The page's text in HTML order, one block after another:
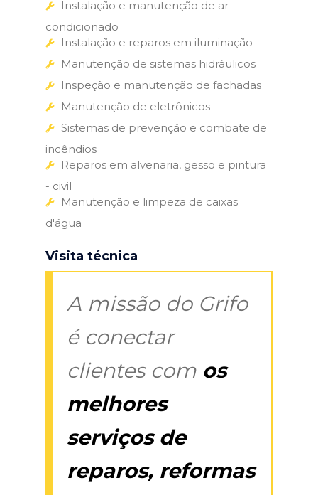
Instalação e manutenção de ar
condicionado
Instalação e reparos em iluminação
Manutenção de sistemas hidráulicos
Inspeção e manutenção de fachadas
Manutenção de eletrônicos
Sistemas de prevenção e combate de
incêndios
Reparos em alvenaria, gesso e pintura
- civil
Manutenção e limpeza de caixas
d'água
Visita técnica
A missão do Grifo
é conectar
clientes com os
melhores
serviços de
reparos, reformas